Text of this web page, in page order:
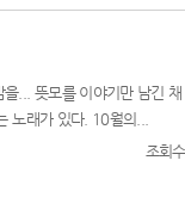
... 뜻모를 이야기만 남긴 채
노래가 있다. 10월의...
조회